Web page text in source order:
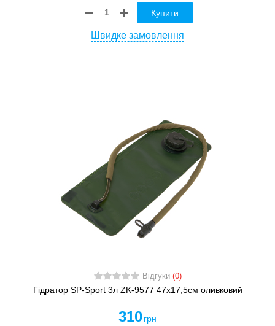
Купити
Швидке замовлення
Відгуки (0)
Гідратор SP-Sport 3л ZK-9577 47x17,5см оливковий
310 грн